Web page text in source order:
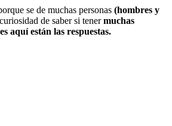
se de muchas personas (hombres y
de saber si tenermuchas
aquí están las respuestas.